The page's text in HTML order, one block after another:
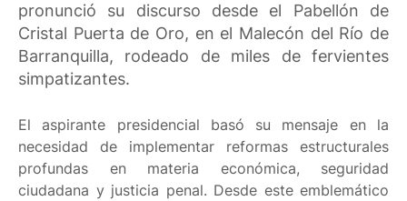
pronunció su discurso desde el Pabellón de
Cristal Puerta de Oro, en el Malecón del Río de
Barranquilla, rodeado de miles de fervientes
simpatizantes.
El aspirante presidencial basó su mensaje en la
necesidad de implementar reformas estructurales
profundas en materia económica, seguridad
ciudadana y justicia penal. Desde este emblemático